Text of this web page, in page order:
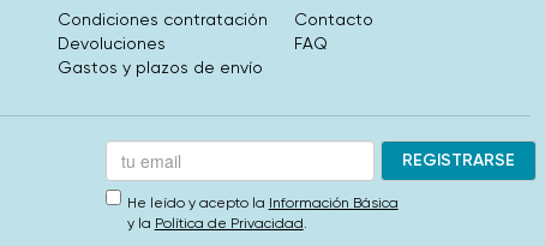
Condiciones contratación
Devoluciones
Gastos y plazos de envío
Contacto
FAQ
He leído y acepto la Información Básica
y la Política de Privacidad.